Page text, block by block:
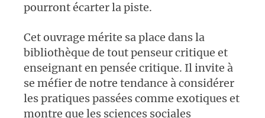
pourront écarter la piste.
Cet ouvrage mérite sa place dans la
bibliothèque de tout penseur critique et
enseignant en pensée critique. Il invite à
se méfier de notre tendance à considérer
les pratiques passées comme exotiques et
montre que les sciences sociales